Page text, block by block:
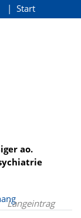
Start
ao.
Langeintrag